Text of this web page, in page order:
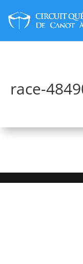
race-